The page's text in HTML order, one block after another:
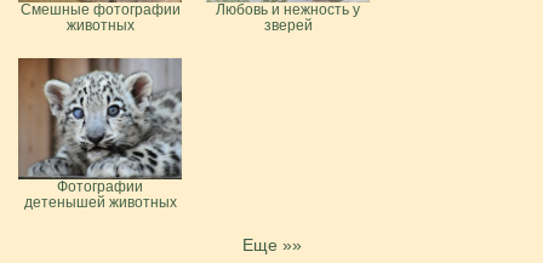
Смешные фотографии
животных
Любовь и нежность у
зверей
Фотографии
детенышей животных
Еще »»